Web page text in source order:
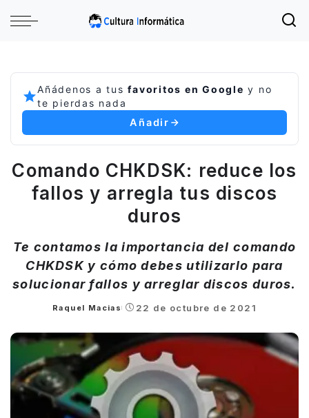
Añádenos a tusfavoritos en Google y no
te pierdas nada
Añadir
Comando CHKDSK: reduce los
fallos y arregla tus discos
duros
Te contamos la importancia del comando
CHKDSK y cómo debes utilizarlo para
solucionar fallos y arreglar discos duros.
Posted
Raquel Macias 22 de octubre de 2021